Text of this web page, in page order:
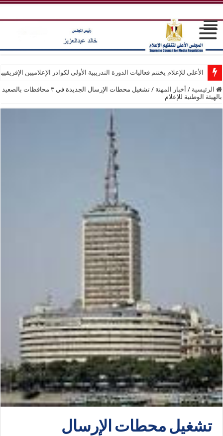
الأعلى للإعلام يختتم فعاليات الدورة التدريبية الأولى لكوادر الإعلاميين
الرئيسية / أخبار المهنة /
تشغيل محطات الإرسال الجديدة في ٣ محافظات بالصعيد
بالهيئة الوطنية للإعلام
تشغيل محطات الإرسال